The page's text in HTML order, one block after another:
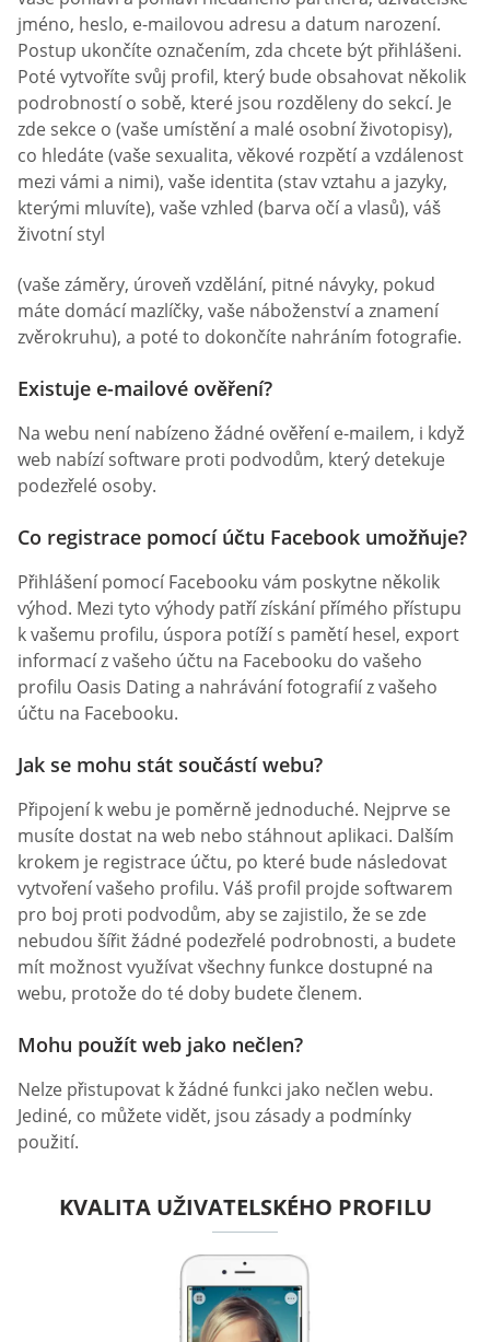
jméno, heslo, e-mailovou adresu a datum narození.
Postup ukončíte označením, zda chcete být přihlášeni.
Poté vytvoříte svůj profil, který bude obsahovat několik
podrobností o sobě, které jsou rozděleny do sekcí. Je
zde sekce o (vaše umístění a malé osobní životopisy),
co hledáte (vaše sexualita, věkové rozpětí a vzdálenost
mezi vámi a nimi), vaše identita (stav vztahu a jazyky,
kterými mluvíte), vaše vzhled (barva očí a vlasů), váš
životní styl
(vaše záměry, úroveň vzdělání, pitné návyky, pokud
máte domácí mazlíčky, vaše náboženství a znamení
zvěrokruhu), a poté to dokončíte nahráním fotografie.
Existuje e-mailové ověření?
Na webu není nabízeno žádné ověření e-mailem, i když
web nabízí software proti podvodům, který detekuje
podezřelé osoby.
Co registrace pomocí účtu Facebook umožňuje?
Přihlášení pomocí Facebooku vám poskytne několik
výhod. Mezi tyto výhody patří získání přímého přístupu
k vašemu profilu, úspora potíží s pamětí hesel, export
informací z vašeho účtu na Facebooku do vašeho
profilu Oasis Dating a nahrávání fotografií z vašeho
účtu na Facebooku.
Jak se mohu stát součástí webu?
Připojení k webu je poměrně jednoduché. Nejprve se
musíte dostat na web nebo stáhnout aplikaci. Dalším
krokem je registrace účtu, po které bude následovat
vytvoření vašeho profilu. Váš profil projde softwarem
pro boj proti podvodům, aby se zajistilo, že se zde
nebudou šířit žádné podezřelé podrobnosti, a budete
mít možnost využívat všechny funkce dostupné na
webu, protože do té doby budete členem.
Mohu použít web jako nečlen?
Nelze přistupovat k žádné funkci jako nečlen webu.
Jediné, co můžete vidět, jsou zásady a podmínky
použití.
KVALITA UŽIVATELSKÉHO PROFILU